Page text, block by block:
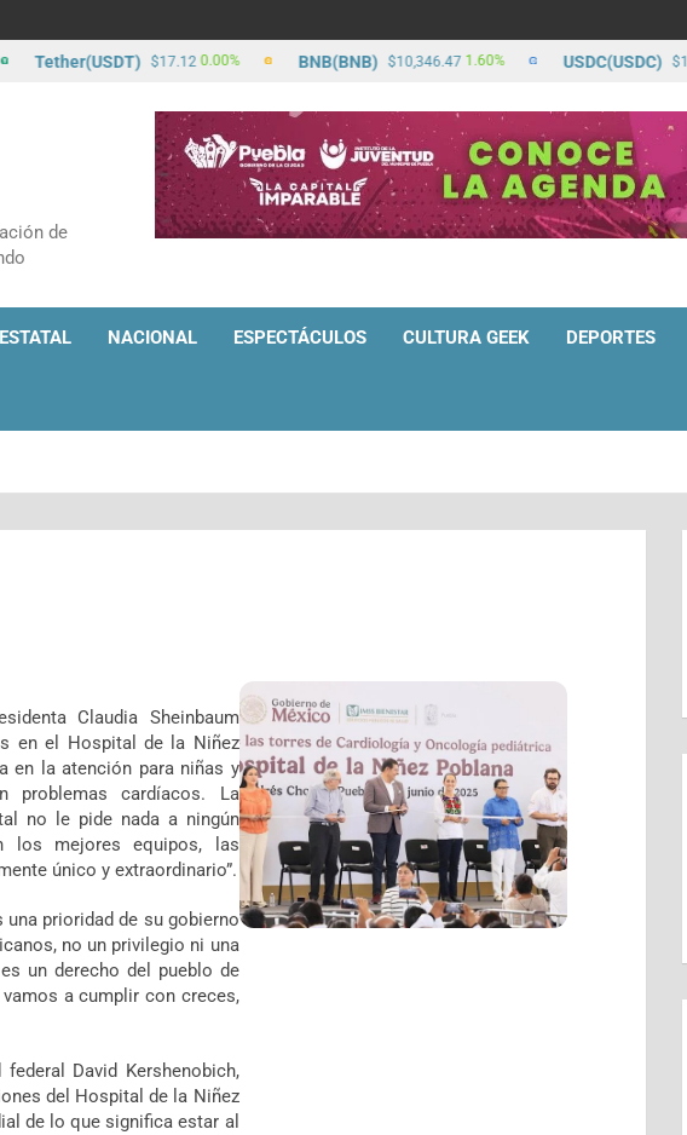
de
ESTATAL NACIONAL ESPECTÁCULOS CULTURA GEEK DEPORTES
Claudia Sheinbaum
en el Hospital de la Niñez
en la atención para niñas y
problemas cardíacos. La
no le pide nada a ningún
los mejores equipos, las
único y extraordinario”.
una prioridad de su gobierno
no un privilegio ni una
un derecho del pueblo de
a cumplir con creces,
David Kershenobich,
del Hospital de la Niñez
de lo que significa estar al
Tether(USDT) $17.12 0.00% BNB(BNB) $10,346.47 1.60% USDC(USDC) $17.13